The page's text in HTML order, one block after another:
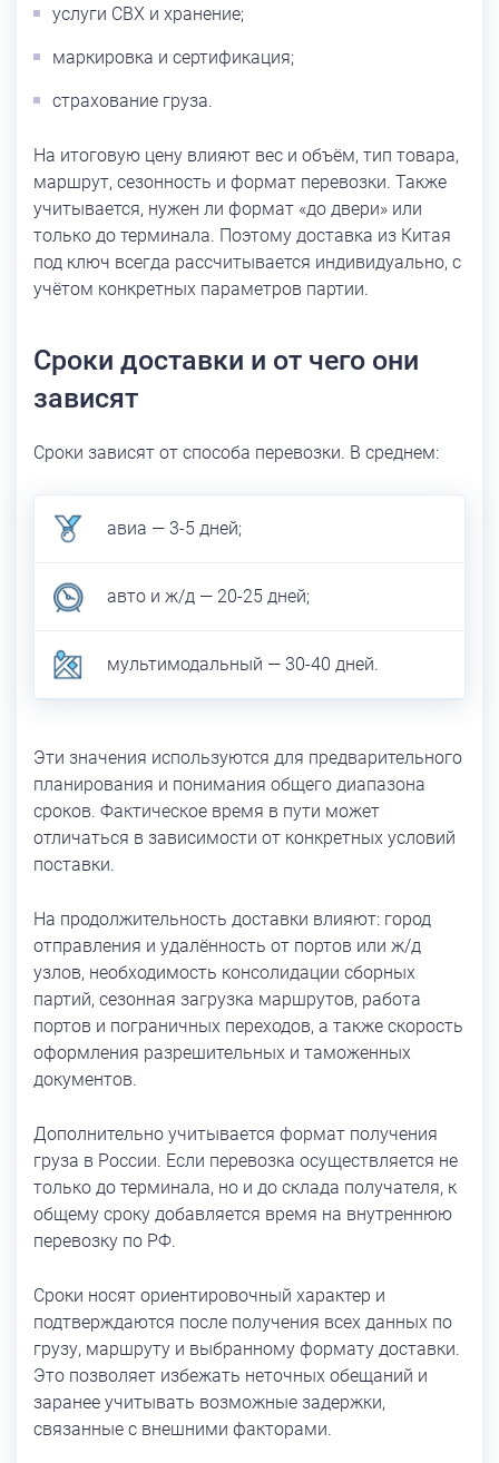
услуги СВХ и хранение;
маркировка и сертификация;
страхование груза.
На итоговую цену влияют вес и объём, тип товара,
маршрут, сезонность и формат перевозки. Также
учитывается, нужен ли формат «до двери» или
только до терминала. Поэтому доставка из Китая
под ключ всегда рассчитывается индивидуально, с
учётом конкретных параметров партии.
Сроки доставки и от чего они
зависят
Сроки зависят от способа перевозки. В среднем:
авиа — 3-5 дней;
авто и ж/д — 20-25 дней;
мультимодальный — 30-40 дней.
Эти значения используются для предварительного
планирования и понимания общего диапазона
сроков. Фактическое время в пути может
отличаться в зависимости от конкретных условий
поставки.
На продолжительность доставки влияют: город
отправления и удалённость от портов или ж/д
узлов, необходимость консолидации сборных
партий, сезонная загрузка маршрутов, работа
портов и пограничных переходов, а также скорость
оформления разрешительных и таможенных
документов.
Дополнительно учитывается формат получения
груза в России. Если перевозка осуществляется не
только до терминала, но и до склада получателя, к
общему сроку добавляется время на внутреннюю
перевозку по РФ.
Сроки носят ориентировочный характер и
подтверждаются после получения всех данных по
грузу, маршруту и выбранному формату доставки.
Это позволяет избежать неточных обещаний и
заранее учитывать возможные задержки,
связанные с внешними факторами.